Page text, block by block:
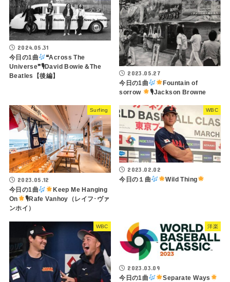
2024.05.31
今日の1曲
❝Across The
Universe❞🎙David Bowie＆The
Beatles【後編】
2023.05.27
今日の1曲
Fountain of
sorrow
🎙Jackson Browne
Surfing
2023.05.12
今日の1曲
Keep Me Hanging
On
🎙Rafe Vanhoy（レイフ･ヴァ
ンホイ）
WBC
2023.02.02
今日の１曲 Wild Thing
WBC 洋楽
2023.03.09
今日の1曲
Separate Ways